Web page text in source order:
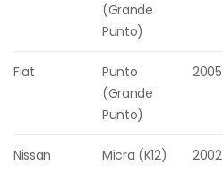
(Grande
Punto)
Fiat
Punto
(Grande
Punto)
2005
Nissan Micra (K12) 2002